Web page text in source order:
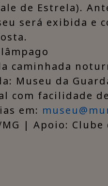
de Estrela).
será exibida e
caminhada
Museu da
com facilidade
em:
MG | Apoio: